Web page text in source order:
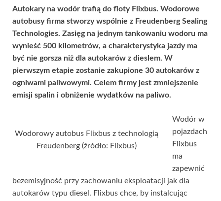
Autokary na wodór trafią do floty Flixbus. Wodorowe
autobusy firma stworzy wspólnie z Freudenberg Sealing
Technologies. Zasięg na jednym tankowaniu wodoru ma
wynieść 500 kilometrów, a charakterystyka jazdy ma
być nie gorsza niż dla autokarów z dieslem. W
pierwszym etapie zostanie zakupione 30 autokarów z
ogniwami paliwowymi. Celem firmy jest zmniejszenie
emisji spalin i obniżenie wydatków na paliwo.
Wodorowy autobus Flixbus z technologią
Freudenberg (źródło: Flixbus)
Wodór w
pojazdach
Flixbus
ma
zapewnić
bezemisyjność przy zachowaniu eksploatacji jak dla
autokarów typu diesel. Flixbus chce, by instalcując